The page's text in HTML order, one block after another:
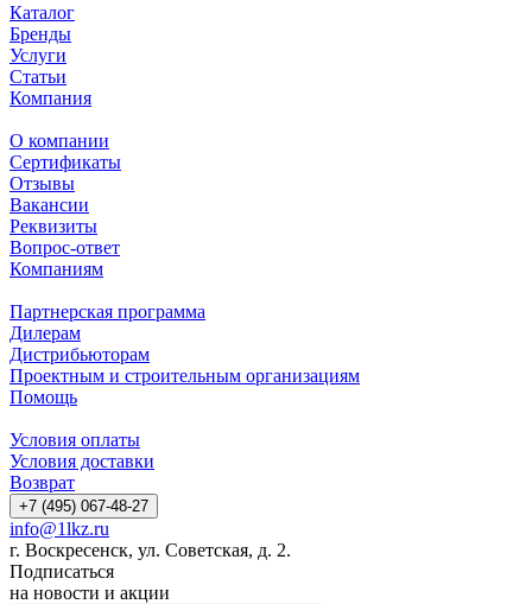
Каталог
Бренды
Услуги
Статьи
Компания
О компании
Сертификаты
Отзывы
Вакансии
Реквизиты
Вопрос-ответ
Компаниям
Партнерская программа
Дилерам
Дистрибьюторам
Проектным и строительным организациям
Помощь
Условия оплаты
Условия доставки
Возврат
+7 (495) 067-48-27
info@1lkz.ru
г. Воскресенск, ул. Советская, д. 2.
Подписаться
на новости и акции